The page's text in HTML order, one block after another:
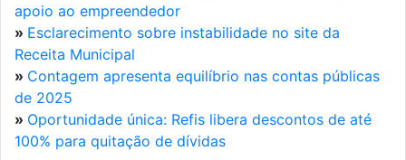
apoio ao empreendedor
» Esclarecimento sobre instabilidade no site da
Receita Municipal
» Contagem apresenta equilíbrio nas contas públicas
de 2025
» Oportunidade única: Refis libera descontos de até
100% para quitação de dívidas